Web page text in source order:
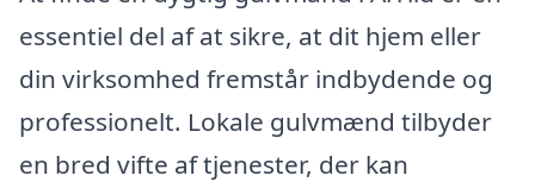
essentiel del af at sikre, at dit hjem eller
din virksomhed fremstår indbydende og
professionelt. Lokale gulvmænd tilbyder
en bred vifte af tjenester, der kan